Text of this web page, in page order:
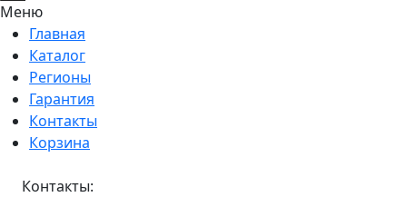
Меню
Главная
Каталог
Регионы
Гарантия
Контакты
Корзина
Контакты: